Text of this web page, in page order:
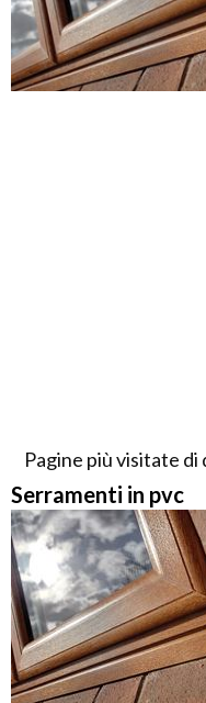
Pagine più visitate
Serramenti in pvc